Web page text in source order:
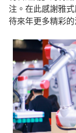
注。在此感謝雅
待來年更多精彩的